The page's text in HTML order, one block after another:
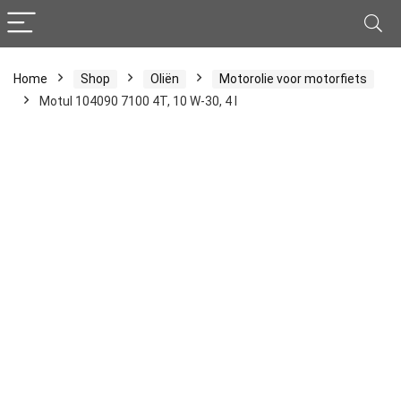
Home Shop Oliën
Motorolie voor motorfiets
Motul 104090 7100 4T, 10 W-30, 4 l